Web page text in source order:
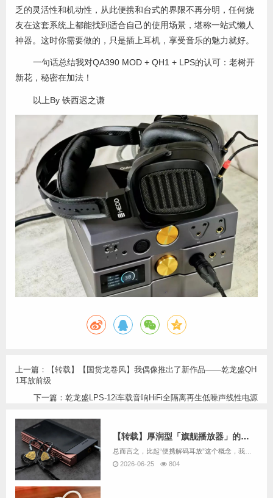
乏的灵活性和机动性，从此便携和台式的界限不再分明，任何烧
友在这套系统上都能找到适合自己的使用场景，堪称一站式懒人
神器。这时你需要做的，只是插上耳机，享受音乐的魅力就好。
一句话总结我对QA390 MOD + QH1 + LPS的认可：老树开
新花，秘密在加法！
以上By 铁西迟之谦
上一篇：
【转载】【国货龙卷风】我偶像推出了新作品——乾龙盛QH
1耳放前级
下一篇： 乾龙盛LPS-12i车载音响HiFi全隔离再生低噪声线性电源
【转载】厚润型「旗舰播放器」的潜质：聊聊乾龙盛MUB5
2026-06-25
804